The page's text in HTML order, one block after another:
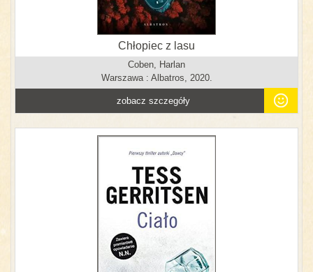
Chłopiec z lasu
Coben, Harlan
Warszawa : Albatros, 2020.
zobacz szczegóły